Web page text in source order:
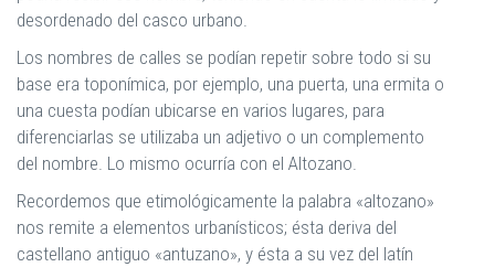
desordenado del casco urbano.
Los nombres de calles se podían repetir sobre todo si su
base era toponímica, por ejemplo, una puerta, una ermita o
una cuesta podían ubicarse en varios lugares, para
diferenciarlas se utilizaba un adjetivo o un complemento
del nombre. Lo mismo ocurría con el Altozano.
Recordemos que etimológicamente la palabra «altozano»
nos remite a elementos urbanísticos; ésta deriva del
castellano antiguo «antuzano», y ésta a su vez del latín